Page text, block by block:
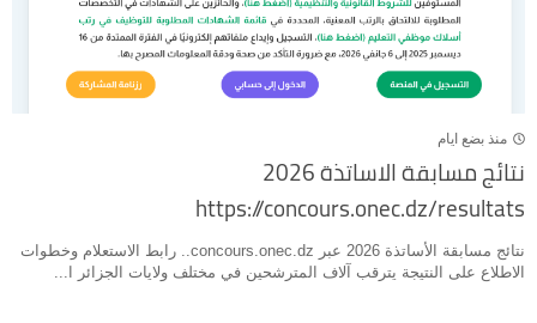
منذ بضع ايام
نتائج مسابقة الاساتذة 2026
https://concours.onec.dz/resultats
نتائج مسابقة الأساتذة 2026 عبر concours.onec.dz.. رابط الاستعلام وخطوات
الاطلاع على النتيجة يترقب آلاف المترشحين في مختلف ولايات الجزائر ا...